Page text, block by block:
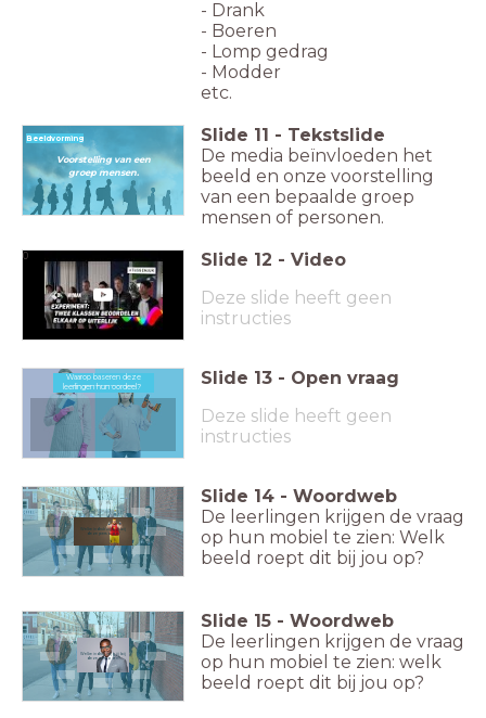
- Drank
- Boeren
- Lomp gedrag
- Modder
etc.
Beeldvorming
Voorstelling van een
groep mensen.
Slide 11 - Tekstslide
De media beïnvloeden het
beeld en onze voorstelling
van een bepaalde groep
mensen of personen.
0 Slide 12 - Video
Deze slide heeft geen
instructies
Waarop baseren deze leerlingen hun oordeel?
Waarop baseren deze
leerlingen hun oordeel?
Slide 13 - Open vraag
Deze slide heeft geen
instructies
Welke indruk krijg jij bij
deze persoon?
Slide 14 - Woordweb
De leerlingen krijgen de vraag
op hun mobiel te zien: Welk
beeld roept dit bij jou op?
Welke indruk krijg jij bij
deze persoon?
Slide 15 - Woordweb
De leerlingen krijgen de vraag
op hun mobiel te zien: welk
beeld roept dit bij jou op?